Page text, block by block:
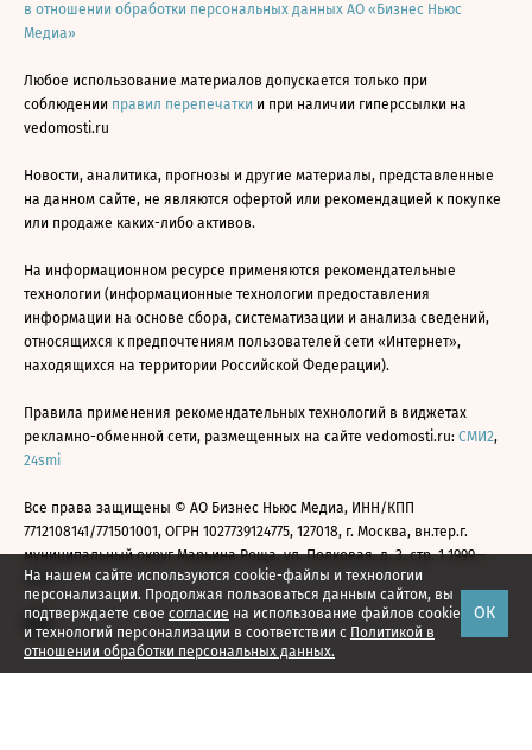
На нашем сайте используются cookie-файлы и технологии
персонализации. Продолжая пользоваться данным сайтом, вы
подтверждаете свое согласие на использование файлов cookie
и технологий персонализации в соответствии с Политикой в
отношении обработки персональных данных.
ОК
в отношении обработки персональных данных АО «Бизнес Ньюс
Медиа»
Любое использование материалов допускается только при
соблюдении правил перепечатки и при наличии гиперссылки на
vedomosti.ru
Новости, аналитика, прогнозы и другие материалы, представленные
на данном сайте, не являются офертой или рекомендацией к покупке
или продаже каких-либо активов.
На информационном ресурсе применяются рекомендательные
технологии (информационные технологии предоставления
информации на основе сбора, систематизации и анализа сведений,
относящихся к предпочтениям пользователей сети «Интернет»,
находящихся на территории Российской Федерации).
Правила применения рекомендательных технологий в виджетах
рекламно-обменной сети, размещенных на сайте vedomosti.ru: СМИ2,
24smi
Все права защищены © АО Бизнес Ньюс Медиа, ИНН/КПП
7712108141/771501001, ОГРН 1027739124775, 127018, г. Москва, вн.тер.г.
муниципальный округ Марьина Роща, ул. Полковая, д. 3, стр. 1 1999—
2026